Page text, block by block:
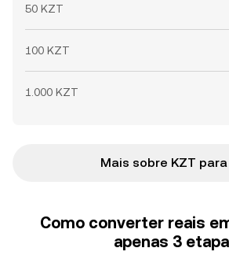
50 KZT
100 KZT
1.000 KZT
Mais sobre KZT para
Como converter reais
apenas 3